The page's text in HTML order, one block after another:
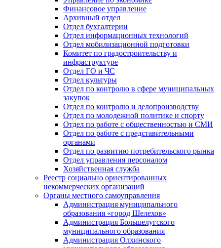
Финансовое управление
Архивный отдел
Отдел бухгалтерии
Отдел информационных технологий
Отдел мобилизационной подготовки
Комитет по градостроительству и
инфраструктуре
Отдел ГО и ЧС
Отдел культуры
Отдел по контролю в сфере муниципальных
закупок
Отдел по контролю и делопроизводству
Отдел по молодежной политике и спорту
Отдел по работе с общественностью и СМИ
Отдел по работе с представительными
органами
Отдел по развитию потребительского рынка
Отдел управления персоналом
Хозяйственная служба
Реестр социально ориентированных
некоммерческих организаций
Органы местного самоуправления
Администрация муниципального
образования «город Шелехов»
Администрация Большелугского
муниципального образования
Администрация Олхинского